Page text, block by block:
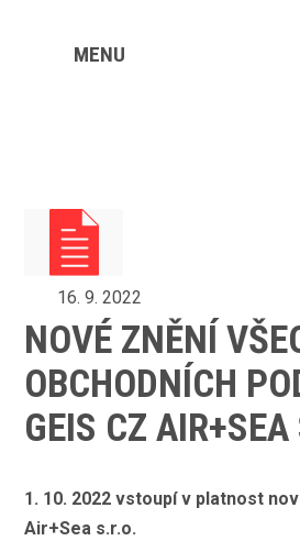
MENU
16. 9. 2022
NOVÉ ZNĚNÍ
OBCHODNÍCH
GEIS CZ
1. 10. 2022 vstoupí v platnost
Air+Sea s.r.o.